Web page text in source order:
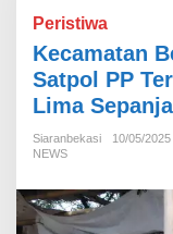
m
a
t
n
Peristiwa
Kecamatan
Satpol PP
Lima
Siaranbekasi
10/05/2025
NEWS